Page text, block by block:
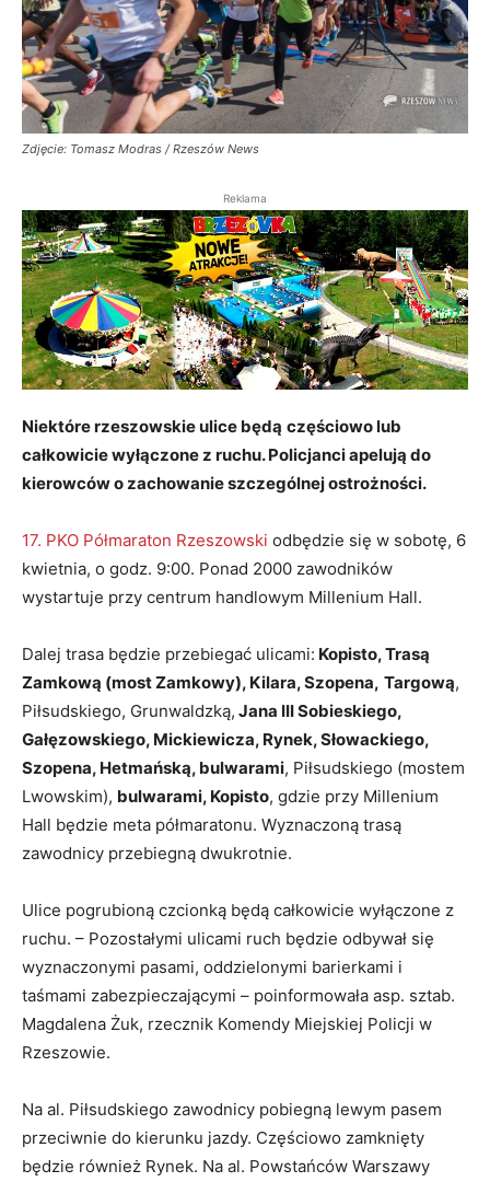
Zdjęcie: Tomasz Modras / Rzeszów News
Reklama
Niektóre rzeszowskie ulice będą częściowo lub
całkowicie wyłączone z ruchu. Policjanci apelują do
kierowców o zachowanie szczególnej ostrożności.
17. PKO Półmaraton Rzeszowski odbędzie się w sobotę, 6
kwietnia, o godz. 9:00. Ponad 2000 zawodników
wystartuje przy centrum handlowym Millenium Hall.
Dalej trasa będzie przebiegać ulicami: Kopisto, Trasą
Zamkową (most Zamkowy), Kilara, Szopena, Targową,
Piłsudskiego, Grunwaldzką, Jana III Sobieskiego,
Gałęzowskiego, Mickiewicza, Rynek, Słowackiego,
Szopena, Hetmańską, bulwarami, Piłsudskiego (mostem
Lwowskim), bulwarami, Kopisto, gdzie przy Millenium
Hall będzie meta półmaratonu. Wyznaczoną trasą
zawodnicy przebiegną dwukrotnie.
Ulice pogrubioną czcionką będą całkowicie wyłączone z
ruchu. – Pozostałymi ulicami ruch będzie odbywał się
wyznaczonymi pasami, oddzielonymi barierkami i
taśmami zabezpieczającymi – poinformowała asp. sztab.
Magdalena Żuk, rzecznik Komendy Miejskiej Policji w
Rzeszowie.
Na al. Piłsudskiego zawodnicy pobiegną lewym pasem
przeciwnie do kierunku jazdy. Częściowo zamknięty
będzie również Rynek. Na al. Powstańców Warszawy